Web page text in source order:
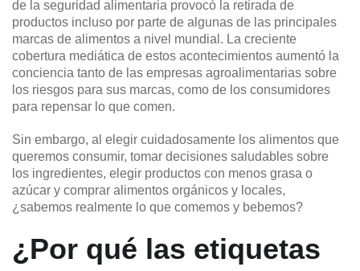
de la seguridad alimentaria provocó la retirada de
productos incluso por parte de algunas de las principales
marcas de alimentos a nivel mundial. La creciente
cobertura mediática de estos acontecimientos aumentó la
conciencia tanto de las empresas agroalimentarias sobre
los riesgos para sus marcas, como de los consumidores
para repensar lo que comen.
Sin embargo, al elegir cuidadosamente los alimentos que
queremos consumir, tomar decisiones saludables sobre
los ingredientes, elegir productos con menos grasa o
azúcar y comprar alimentos orgánicos y locales,
¿sabemos realmente lo que comemos y bebemos?
¿Por qué las etiquetas